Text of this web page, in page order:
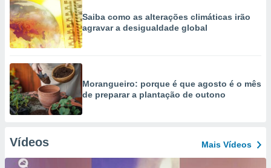
Saiba como as alterações climáticas irão
agravar a desigualdade global
Morangueiro: porque é que agosto é o mês
de preparar a plantação de outono
Vídeos Mais Vídeos